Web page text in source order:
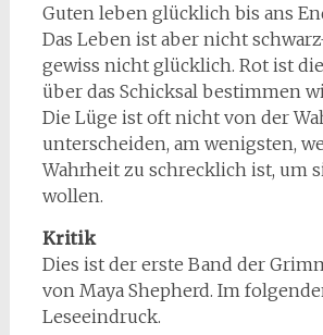
Guten leben glücklich bis ans
Das Leben ist aber nicht
gewiss nicht glücklich. Rot ist
über das Schicksal bestimmen
Die Lüge ist oft nicht von der
unterscheiden, am wenigsten,
Wahrheit zu schrecklich ist, um
wollen.
Kritik
Dies ist der erste Band der
von Maya Shepherd. Im
Leseeindruck.